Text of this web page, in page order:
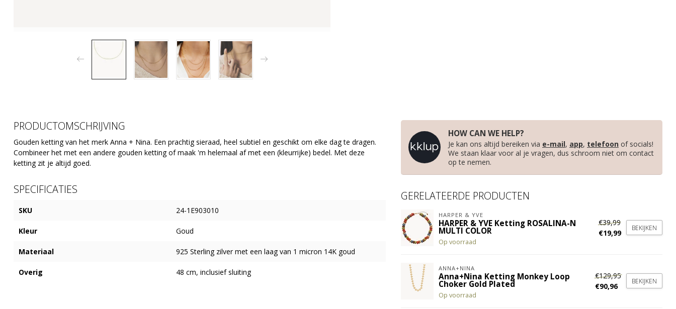
PRODUCTOMSCHRIJVING
Gouden ketting van het merk Anna + Nina. Een prachtig sieraad, heel subtiel en geschikt om elke dag te dragen.
Combineer het met een andere gouden ketting of maak 'm helemaal af met een (kleurrijke) bedel. Met deze
ketting zit je altijd goed.
SPECIFICATIES
SKU 24-1E903010
Kleur Goud
Materiaal 925 Sterling zilver met een laag van 1 micron 14K goud
Overig 48 cm, inclusief sluiting
HOW CAN WE HELP?
Je kan ons altijd bereiken via e-mail, app, telefoon of socials!
We staan klaar voor al je vragen, dus schroom niet om contact
op te nemen.
GERELATEERDE PRODUCTEN
HARPER & YVE
HARPER & YVE Ketting ROSALINA-N
MULTI COLOR
Op voorraad
€39,99
€19,99
BEKIJKEN
ANNA+NINA
Anna+Nina Ketting Monkey Loop
Choker Gold Plated
Op voorraad
€129,95
€90,96
BEKIJKEN